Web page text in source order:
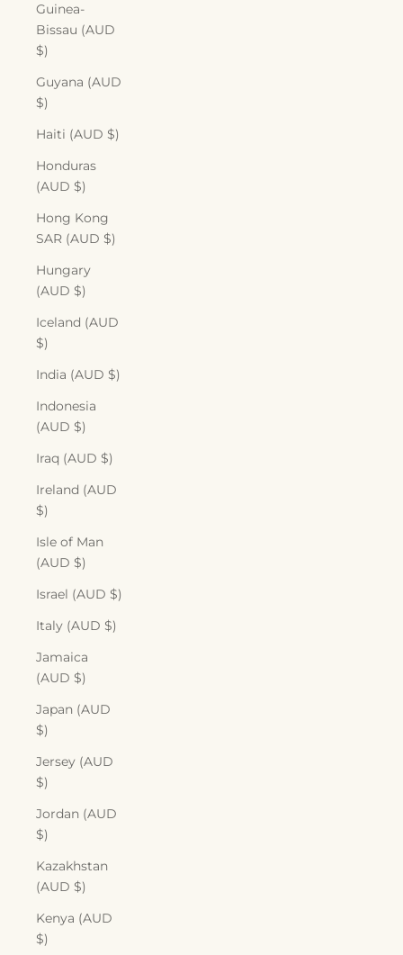
Guinea-
Bissau (AUD
$)
Guyana (AUD
$)
Haiti (AUD $)
Honduras
(AUD $)
Hong Kong
SAR (AUD $)
Hungary
(AUD $)
Iceland (AUD
$)
India (AUD $)
Indonesia
(AUD $)
Iraq (AUD $)
Ireland (AUD
$)
Isle of Man
(AUD $)
Israel (AUD $)
Italy (AUD $)
Jamaica
(AUD $)
Japan (AUD
$)
Jersey (AUD
$)
Jordan (AUD
$)
Kazakhstan
(AUD $)
Kenya (AUD
$)